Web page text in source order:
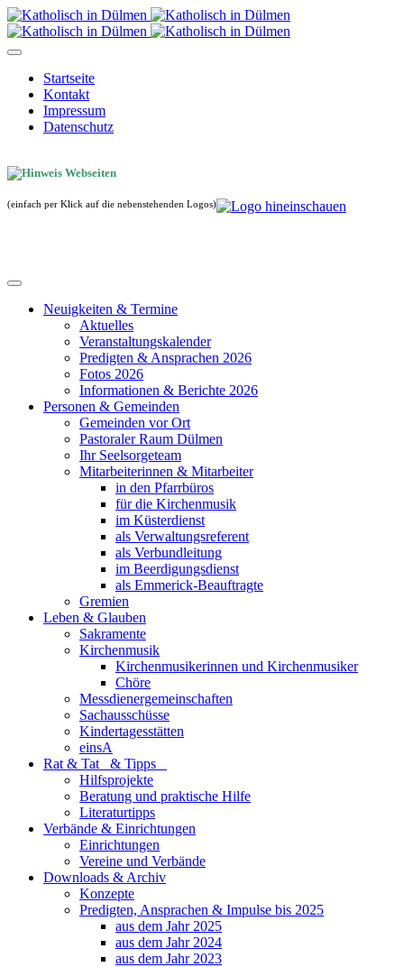
Startseite
Kontakt
Impressum
Datenschutz
(einfach per Klick auf die nebenstehenden Logos)
Neuigkeiten & Termine
Aktuelles
Veranstaltungskalender
Predigten & Ansprachen 2026
Fotos 2026
Informationen & Berichte 2026
Personen & Gemeinden
Gemeinden vor Ort
Pastoraler Raum Dülmen
Ihr Seelsorgeteam
Mitarbeiterinnen & Mitarbeiter
in den Pfarrbüros
für die Kirchenmusik
im Küsterdienst
als Verwaltungsreferent
als Verbundleitung
im Beerdigungsdienst
als Emmerick-Beauftragte
Gremien
Leben & Glauben
Sakramente
Kirchenmusik
Kirchenmusikerinnen und Kirchenmusiker
Chöre
Messdienergemeinschaften
Sachausschüsse
Kindertagesstätten
einsA
Rat & Tat & Tipps
Hilfsprojekte
Beratung und praktische Hilfe
Literaturtipps
Verbände & Einrichtungen
Einrichtungen
Vereine und Verbände
Downloads & Archiv
Konzepte
Predigten, Ansprachen & Impulse bis 2025
aus dem Jahr 2025
aus dem Jahr 2024
aus dem Jahr 2023